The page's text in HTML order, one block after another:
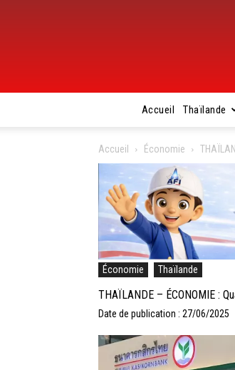
Accueil Thaïlande
Accueil Économie
Économie Thaïlande
THAÏLANDE – ÉCONOMIE :
Date de publication : 27/06/2025